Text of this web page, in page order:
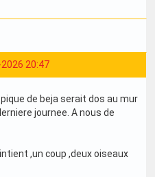
20:47
de beja serait dos au mur
journee. A nous de
,un coup ,deux oiseaux